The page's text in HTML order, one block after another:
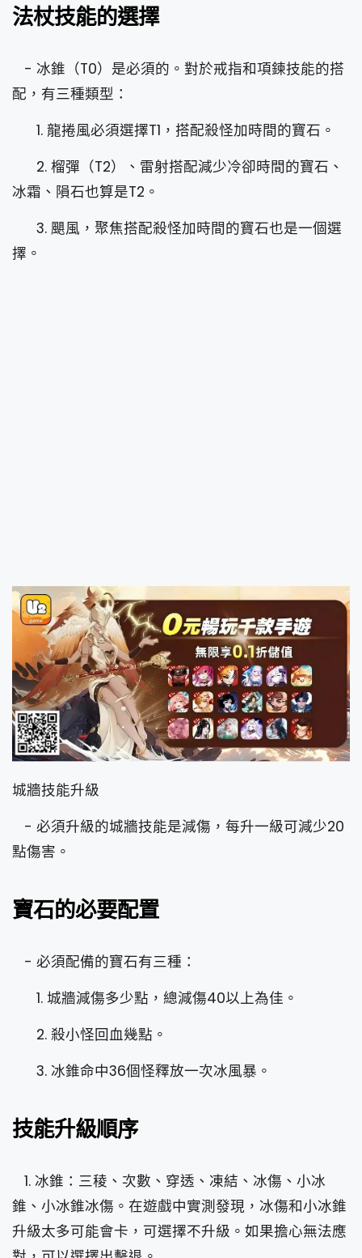
法杖技能的選擇
- 冰錐（T0）是必須的。對於戒指和項鍊技能的搭
配，有三種類型：
1. 龍捲風必須選擇T1，搭配殺怪加時間的寶石。
2. 榴彈（T2）、雷射搭配減少冷卻時間的寶石、
冰霜、隕石也算是T2。
3. 颶風，聚焦搭配殺怪加時間的寶石也是一個選
擇。
城牆技能升級
- 必須升級的城牆技能是減傷，每升一級可減少20
點傷害。
寶石的必要配置
- 必須配備的寶石有三種：
1. 城牆減傷多少點，總減傷40以上為佳。
2. 殺小怪回血幾點。
3. 冰錐命中36個怪釋放一次冰風暴。
技能升級順序
1. 冰錐：三稜、次數、穿透、凍結、冰傷、小冰
錐、小冰錐冰傷。在遊戲中實測發現，冰傷和小冰錐
升級太多可能會卡，可選擇不升級。如果擔心無法應